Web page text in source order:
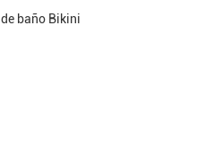
baño Bikini